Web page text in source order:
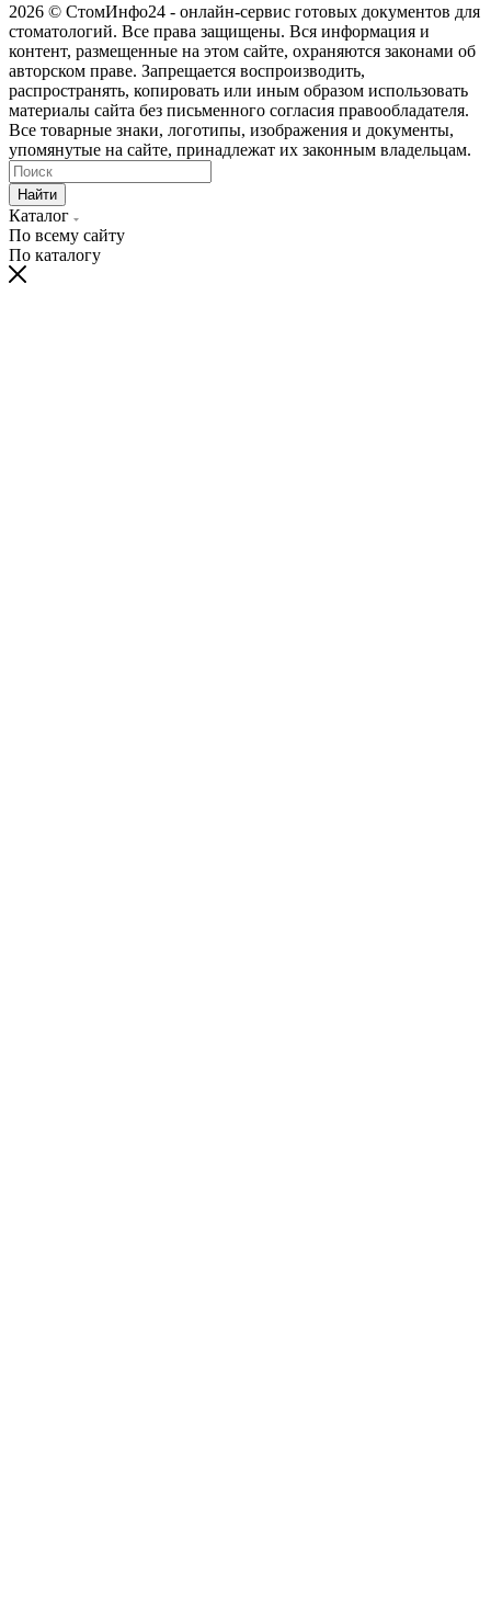
2026 © СтомИнфо24 - онлайн-сервис готовых документов для
стоматологий. Все права защищены. Вся информация и
контент, размещенные на этом сайте, охраняются законами об
авторском праве. Запрещается воспроизводить,
распространять, копировать или иным образом использовать
материалы сайта без письменного согласия правообладателя.
Все товарные знаки, логотипы, изображения и документы,
упомянутые на сайте, принадлежат их законным владельцам.
Найти
Каталог
По всему сайту
По каталогу